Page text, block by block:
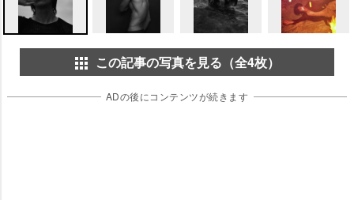
この記事の写真を見る（全4枚）
ADの後にコンテンツが続きます